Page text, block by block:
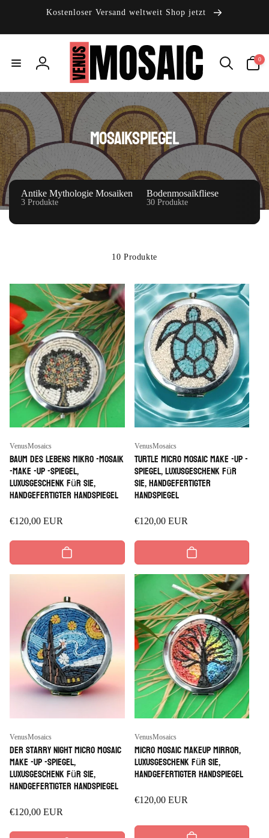
Kostenloser Versand weltweit Shop jetzt
Einloggen
0
Artikel
S
a
m
m
l
g
:
Mosaikspiegel
Antike Mythologie Mosaiken
3 Produkte
Bodenmosaikfliese
30 Produkte
10 Produkte
Anbieter:
VenusMosaics
Baum des Lebens Mikro -Mosaik
-Make -up -Spiegel,
Luxusgeschenk für sie,
handgefertigter Handspiegel
Regulärer
€120,00 EUR
Anbieter:
VenusMosaics
Turtle Micro Mosaic Make -up -
Spiegel, Luxusgeschenk für
sie, handgefertigter
Handspiegel
Regulärer
€120,00 EUR
Anbieter:
VenusMosaics
Der Starry Night Micro Mosaic
Make -up -Spiegel,
Luxusgeschenk für sie,
handgefertigter Handspiegel
Regulärer
€120,00 EUR
Anbieter:
VenusMosaics
Micro Mosaic Makeup Mirror,
Luxusgeschenk für sie,
handgefertigter Handspiegel
Regulärer
€120,00 EUR